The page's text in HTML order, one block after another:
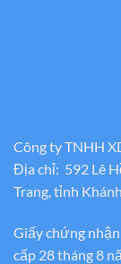
Công ty TNHH
Địa chỉ: 592 Lê
Trang, tỉnh
Giấy chứng
cấp 28 tháng 8